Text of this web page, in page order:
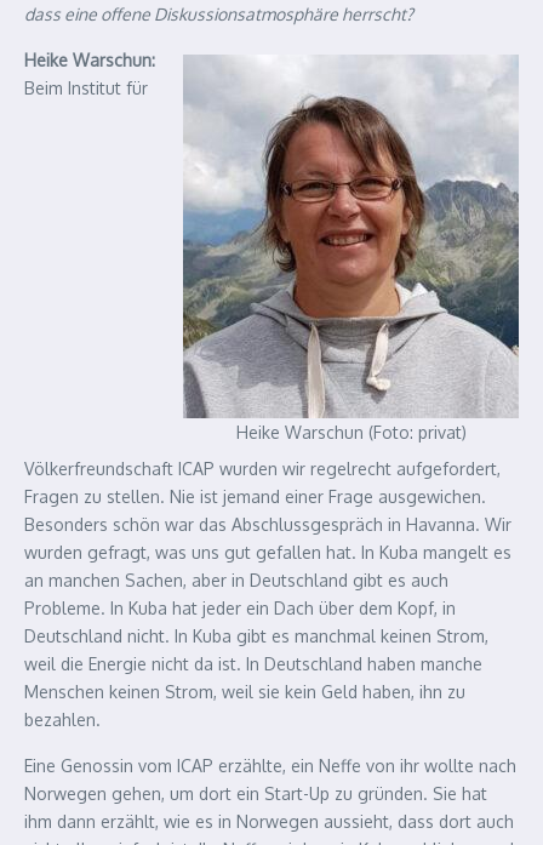
dass eine offene Diskussionsatmosphäre herrscht?
Heike Warschun (Foto: privat)
Heike Warschun:
Beim Institut für
Völkerfreundschaft ICAP wurden wir regelrecht aufgefordert,
Fragen zu stellen. Nie ist jemand einer Frage ausgewichen.
Besonders schön war das Abschlussgespräch in Havanna. Wir
wurden gefragt, was uns gut gefallen hat. In Kuba mangelt es
an manchen Sachen, aber in Deutschland gibt es auch
Probleme. In Kuba hat jeder ein Dach über dem Kopf, in
Deutschland nicht. In Kuba gibt es manchmal keinen Strom,
weil die Energie nicht da ist. In Deutschland haben manche
Menschen keinen Strom, weil sie kein Geld haben, ihn zu
bezahlen.
Eine Genossin vom ICAP erzählte, ein Neffe von ihr wollte nach
Norwegen gehen, um dort ein Start-Up zu gründen. Sie hat
ihm dann erzählt, wie es in Norwegen aussieht, dass dort auch